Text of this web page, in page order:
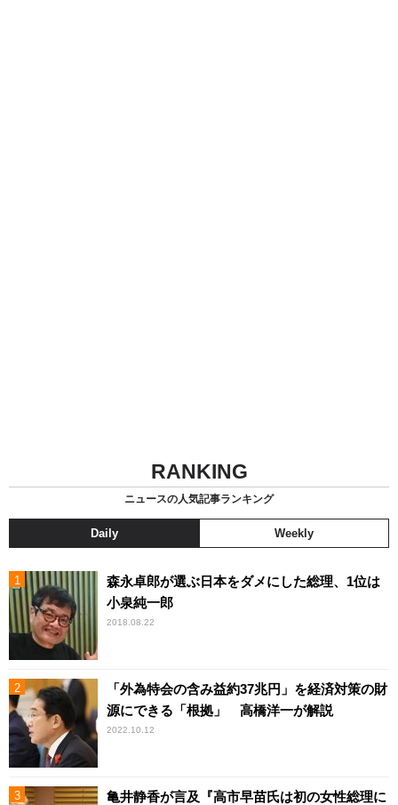
RANKING
ニュースの人気記事ランキング
Daily Weekly
森永卓郎が選ぶ日本をダメにした総理、1位は
小泉純一郎
2018.08.22
「外為特会の含み益約37兆円」を経済対策の財
源にできる「根拠」 高橋洋一が解説
2022.10.12
亀井静香が言及『高市早苗氏は初の女性総理に